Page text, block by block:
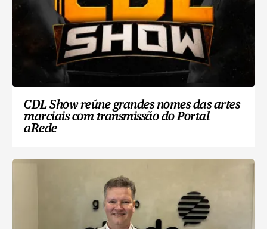
CDL Show reúne grandes nomes das artes
marciais com transmissão do Portal
aRede